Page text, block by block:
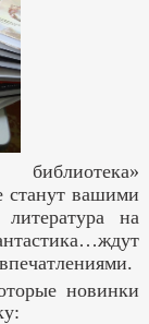
библиотека»
станут вашими
на
новинки